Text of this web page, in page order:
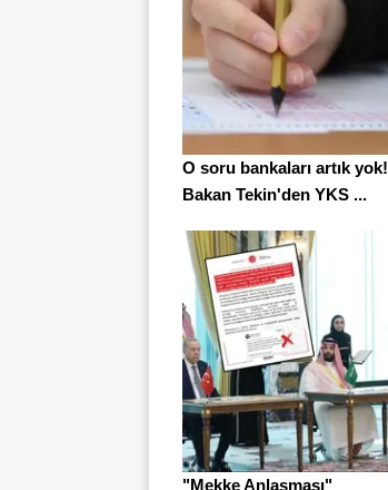
O soru bankaları artık yok!
Bakan Tekin'den YKS ...
"Mekke Anlaşması"